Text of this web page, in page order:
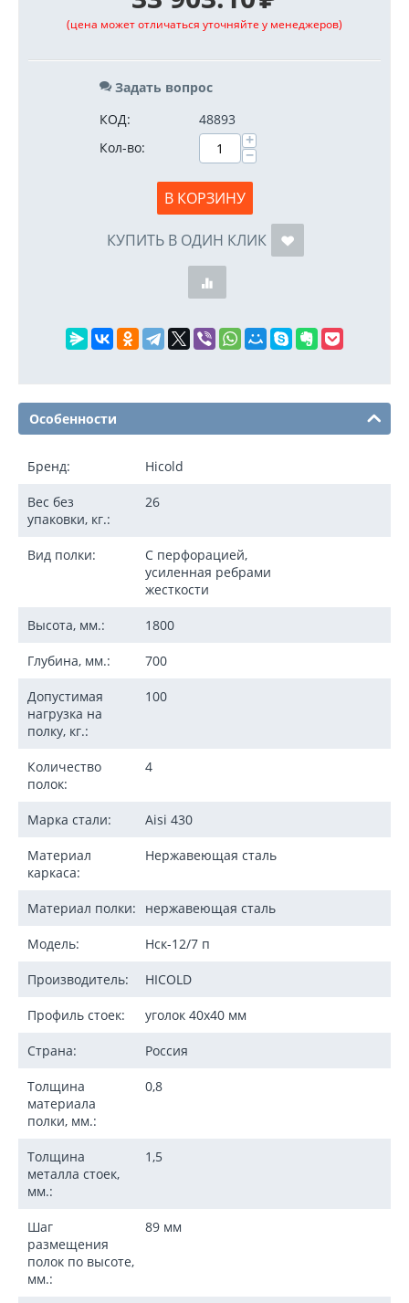
(цена может отличаться уточняйте у менеджеров)
Задать вопрос
КОД:
48893
Кол-во:
+
−
В КОРЗИНУ
КУПИТЬ В ОДИН КЛИК
Особенности
Бренд: Hicold
Вес без
упаковки, кг.:
26
Вид полки:
С перфорацией,
усиленная ребрами
жесткости
Высота, мм.: 1800
Глубина, мм.: 700
Допустимая
нагрузка на
полку, кг.:
100
Количество
полок:
4
Марка стали: Aisi 430
Материал
каркаса:
Нержавеющая сталь
Материал полки: нержавеющая сталь
Модель: Нск-12/7 п
Производитель: HICOLD
Профиль стоек: уголок 40х40 мм
Страна: Россия
Толщина
материала
полки, мм.:
0,8
Толщина
металла стоек,
мм.:
1,5
Шаг
размещения
полок по высоте,
мм.:
89 мм